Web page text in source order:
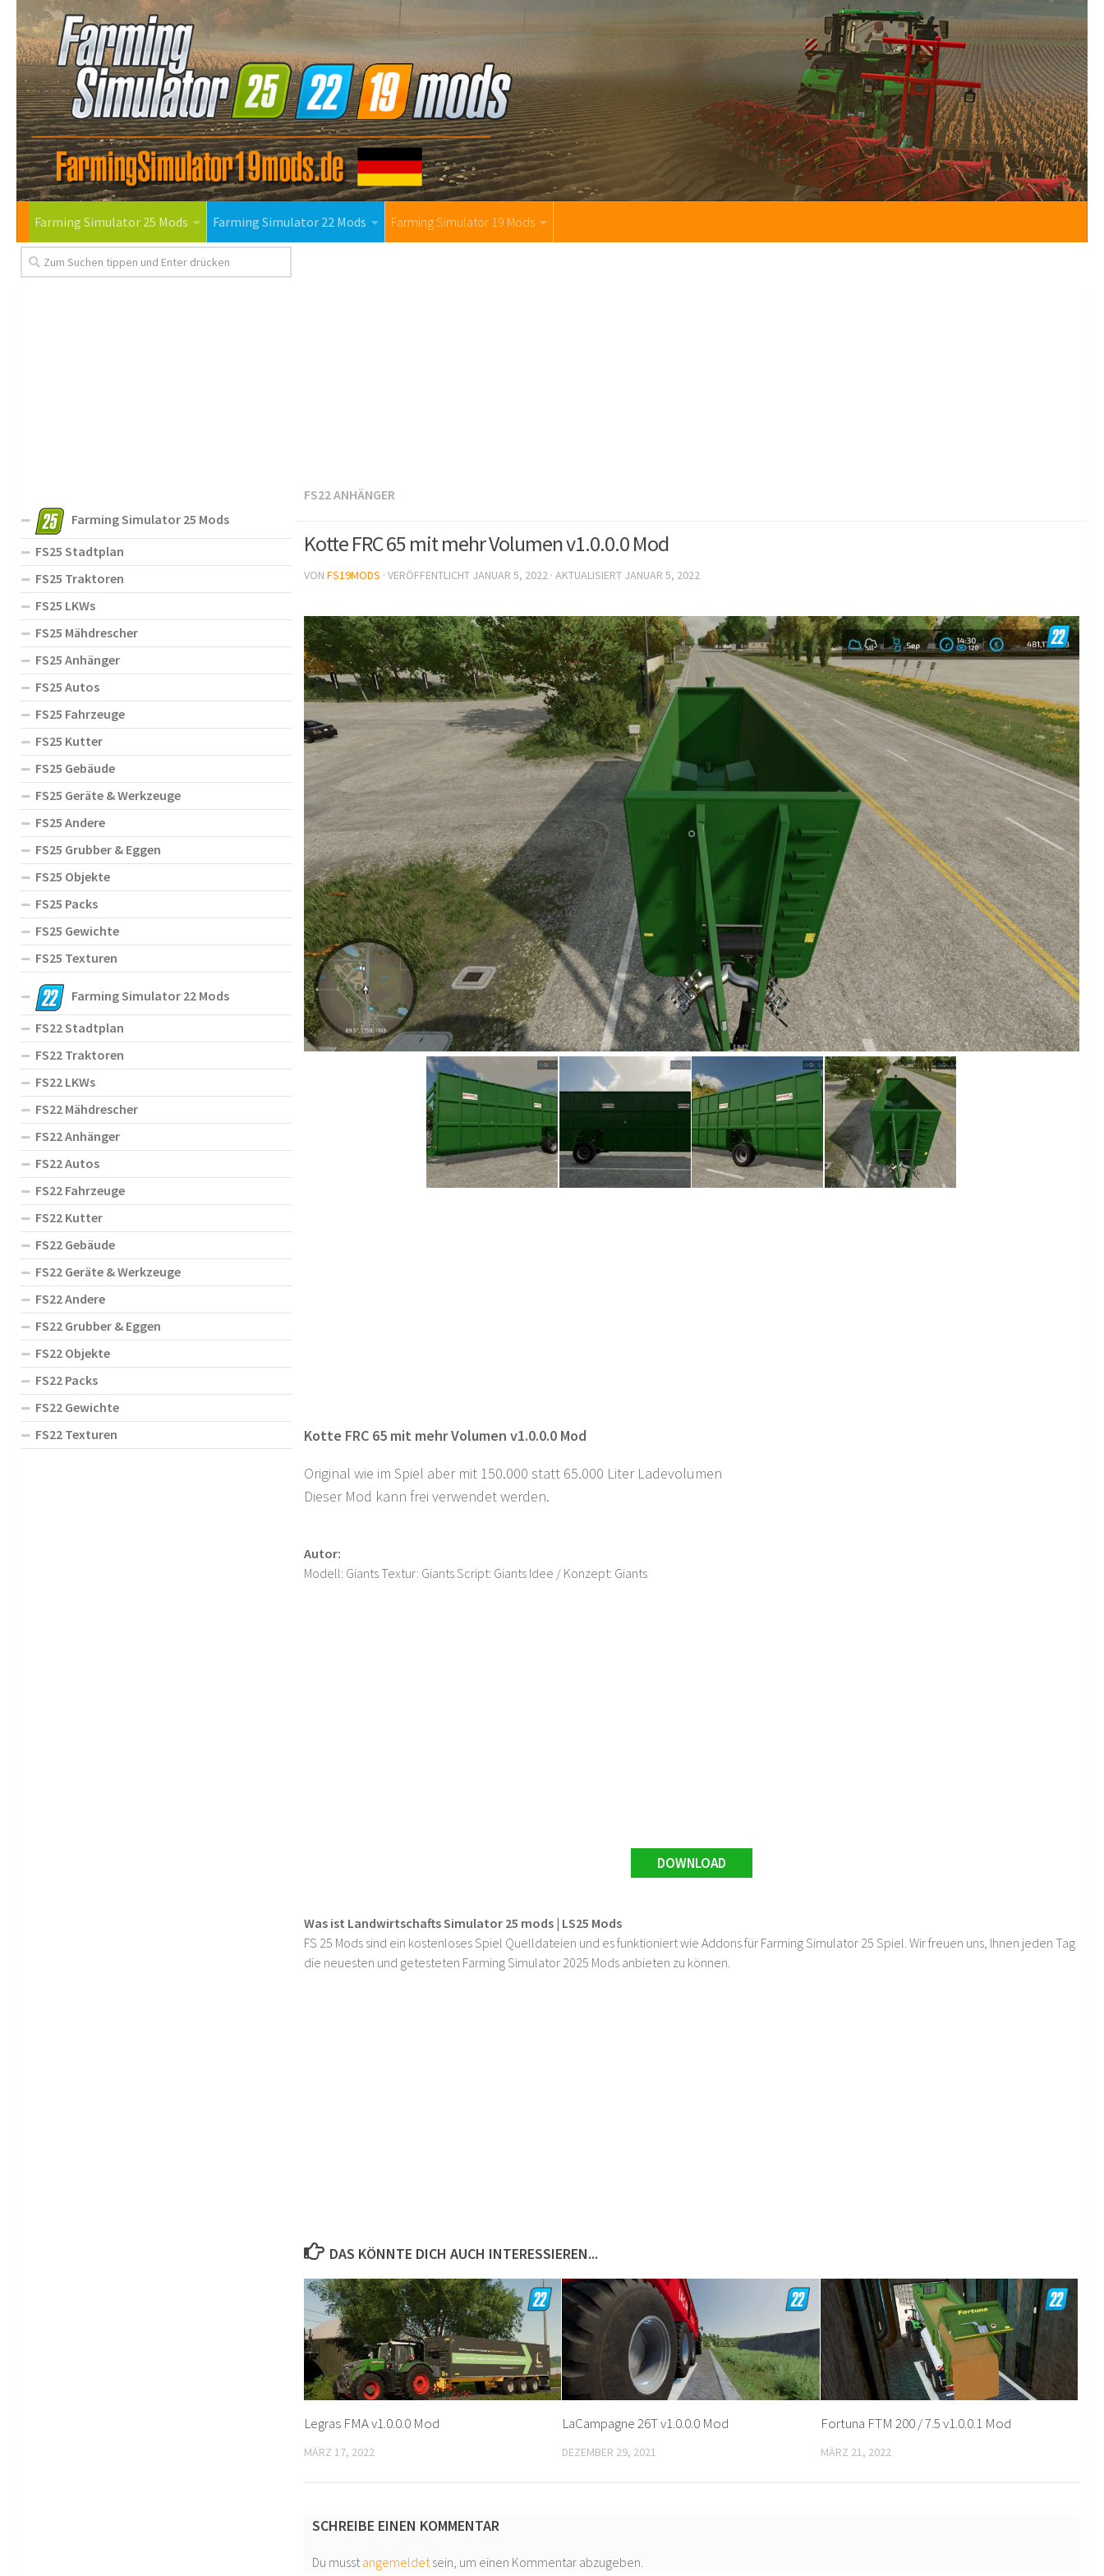
Farming Simulator 25 Mods Farming Simulator 22 Mods Farming Simulator 19 Mods
FS22 ANHÄNGER
Kotte FRC 65 mit mehr Volumen v1.0.0.0 Mod
VON FS19MODS · VERÖFFENTLICHT JANUAR 5, 2022 · AKTUALISIERT JANUAR 5, 2022
Kotte FRC 65 mit mehr Volumen v1.0.0.0 Mod
Original wie im Spiel aber mit 150.000 statt 65.000 Liter Ladevolumen
Dieser Mod kann frei verwendet werden.
Autor:
Modell: Giants Textur: Giants Script: Giants Idee / Konzept: Giants
DOWNLOAD
Was ist Landwirtschafts Simulator 25 mods | LS25 Mods
FS 25 Mods sind ein kostenloses Spiel Quelldateien und es funktioniert wie Addons für Farming Simulator 25 Spiel. Wir freuen uns, Ihnen jeden Tag
die neuesten und getesteten Farming Simulator 2025 Mods anbieten zu können.
DAS KÖNNTE DICH AUCH INTERESSIEREN...
Legras FMA v1.0.0.0 Mod
MÄRZ 17, 2022
LaCampagne 26T v1.0.0.0 Mod
DEZEMBER 29, 2021
Fortuna FTM 200 / 7.5 v1.0.0.1 Mod
MÄRZ 21, 2022
SCHREIBE EINEN KOMMENTAR
Du musstangemeldetsein, um einen Kommentar abzugeben.
Farming Simulator 25 Mods
FS25 Stadtplan
FS25 Traktoren
FS25 LKWs
FS25 Mähdrescher
FS25 Anhänger
FS25 Autos
FS25 Fahrzeuge
FS25 Kutter
FS25 Gebäude
FS25 Geräte & Werkzeuge
FS25 Andere
FS25 Grubber & Eggen
FS25 Objekte
FS25 Packs
FS25 Gewichte
FS25 Texturen
Farming Simulator 22 Mods
FS22 Stadtplan
FS22 Traktoren
FS22 LKWs
FS22 Mähdrescher
FS22 Anhänger
FS22 Autos
FS22 Fahrzeuge
FS22 Kutter
FS22 Gebäude
FS22 Geräte & Werkzeuge
FS22 Andere
FS22 Grubber & Eggen
FS22 Objekte
FS22 Packs
FS22 Gewichte
FS22 Texturen